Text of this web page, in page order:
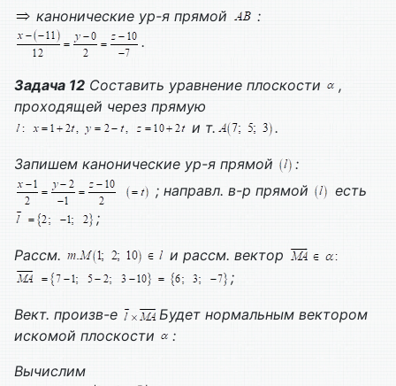
канонические ур-я прямой
:
.
Задача 12 Составить уравнение плоскости
,
проходящей через прямую
и т.
.
Запишем канонические ур-я прямой
:
; направл. в-р прямой
есть
;
Рассм.
и рассм. вектор
;
Вект. произв-е
Будет нормальным вектором
искомой плоскости
:
Вычислим